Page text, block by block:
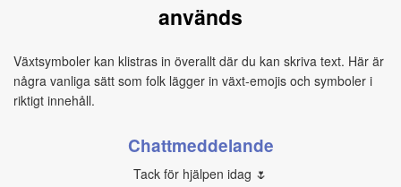
används
Växtsymboler kan klistras in överallt där du kan skriva text. Här är
några vanliga sätt som folk lägger in växt-emojis och symboler i
riktigt innehåll.
Chattmeddelande
Tack för hjälpen idag 🌷